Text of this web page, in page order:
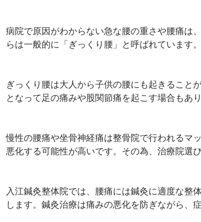
病院で原因がわからない急な腰の重さや腰痛は
らは一般的に「ぎっくり腰」と呼ばれています。
ぎっくり腰は大人から子供の腰にも起きること
となって足の痛みや股関節痛を起こす場合もあり
慢性の腰痛や坐骨神経痛は整骨院で行われるマ
悪化する可能性が高いです。その為、治療院選
入江鍼灸整体院では、腰痛には鍼灸に適度な整
します。鍼灸治療は痛みの悪化を防ぎながら、